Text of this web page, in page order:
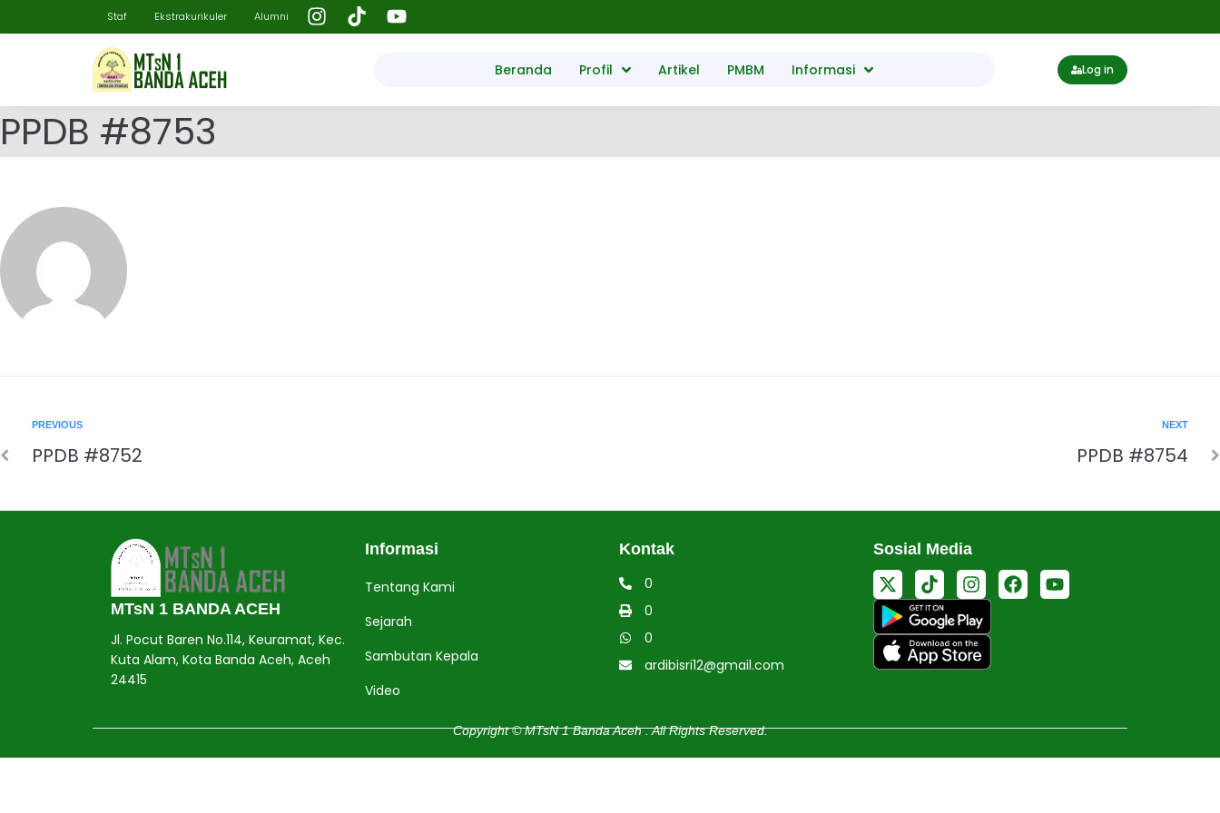
Staf Ekstrakurikuler Alumni
Beranda Profil Artikel PMBM Informasi Log in
PPDB #8753
PREVIOUS
PPDB #8752
NEXT
PPDB #8754
MTsN 1 BANDA ACEH
Jl. Pocut Baren No.114, Keuramat, Kec.
Kuta Alam, Kota Banda Aceh, Aceh
24415
Informasi
Tentang Kami
Sejarah
Sambutan Kepala
Video
Kontak
0
0
0
ardibisri12@gmail.com
Sosial Media
Copyright © MTsN 1 Banda Aceh . All Rights Reserved.